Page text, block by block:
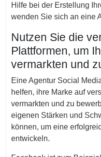
Hilfe bei der Erstellung
wenden Sie sich an eine
Nutzen Sie die
Plattformen, um
vermarkten und
Eine Agentur Social
helfen, ihre Marke auf
vermarkten und zu
eigenen Stärken und
können, um eine
entwickeln.